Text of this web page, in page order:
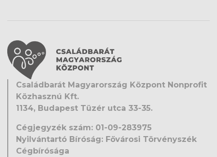
Családbarát Magyarország Központ Nonprofit
Közhasznú Kft.
1134, Budapest Tüzér utca 33-35.
Cégjegyzék szám: 01-09-283975
Nyilvántartó Bíróság: Fővárosi Törvényszék
Cégbírósága